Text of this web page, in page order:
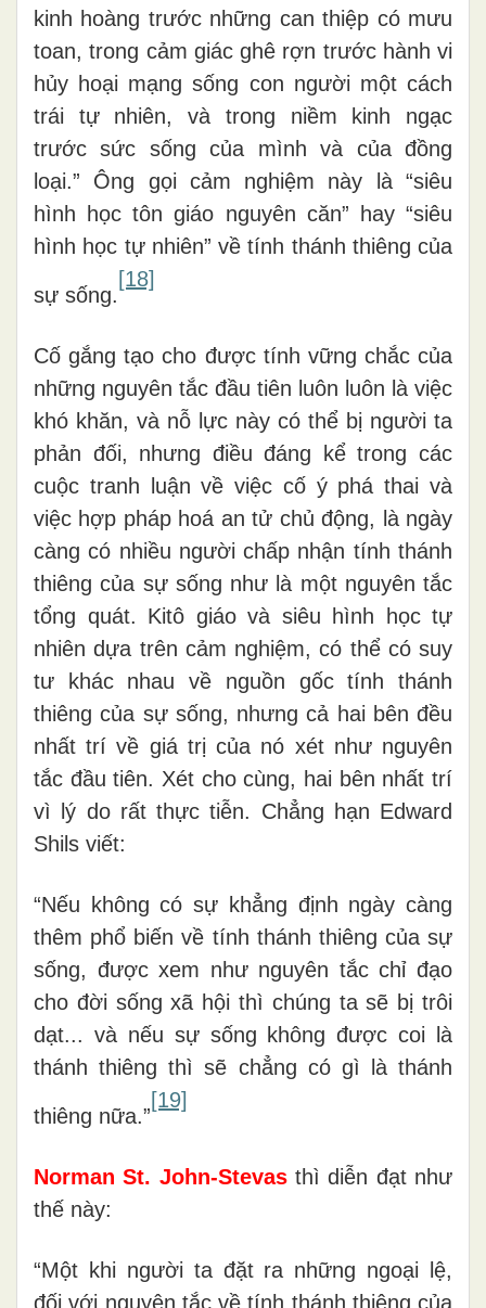
kinh hoàng trước những can thiệp có mưu
toan, trong cảm giác ghê rợn trước hành vi
hủy hoại mạng sống con người một cách
trái tự nhiên, và trong niềm kinh ngạc
trước sức sống của mình và của đồng
loại.” Ông gọi cảm nghiệm này là “siêu
hình học tôn giáo nguyên căn” hay “siêu
hình học tự nhiên” về tính thánh thiêng của
sự sống.
[18]
Cố gắng tạo cho được tính vững chắc của
những nguyên tắc đầu tiên luôn luôn là việc
khó khăn, và nỗ lực này có thể bị người ta
phản đối, nhưng điều đáng kể trong các
cuộc tranh luận về việc cố ý phá thai và
việc hợp pháp hoá an tử chủ động, là ngày
càng có nhiều người chấp nhận tính thánh
thiêng của sự sống như là một nguyên tắc
tổng quát. Kitô giáo và siêu hình học tự
nhiên dựa trên cảm nghiệm, có thể có suy
tư khác nhau về nguồn gốc tính thánh
thiêng của sự sống, nhưng cả hai bên đều
nhất trí về giá trị của nó xét như nguyên
tắc đầu tiên. Xét cho cùng, hai bên nhất trí
vì lý do rất thực tiễn. Chẳng hạn Edward
Shils viết:
“Nếu không có sự khẳng định ngày càng
thêm phổ biến về tính thánh thiêng của sự
sống, được xem như nguyên tắc chỉ đạo
cho đời sống xã hội thì chúng ta sẽ bị trôi
dạt... và nếu sự sống không được coi là
thánh thiêng thì sẽ chẳng có gì là thánh
thiêng nữa.”
[19]
Norman St. John-Stevas thì diễn đạt như
thế này:
“Một khi người ta đặt ra những ngoại lệ,
đối với nguyên tắc về tính thánh thiêng của